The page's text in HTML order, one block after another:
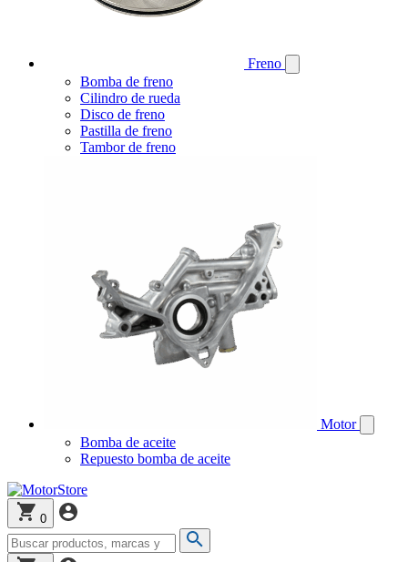
Freno
Bomba de freno
Cilindro de rueda
Disco de freno
Pastilla de freno
Tambor de freno
Motor
Bomba de aceite
Repuesto bomba de aceite
0